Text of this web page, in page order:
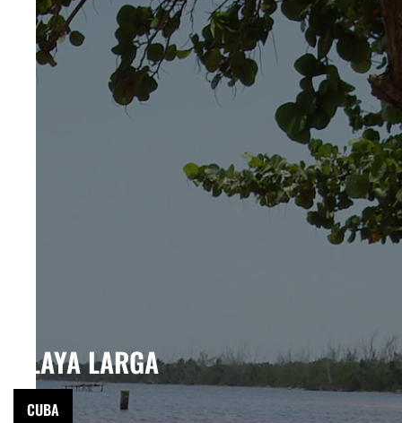
PLAYA LARGA
CUBA